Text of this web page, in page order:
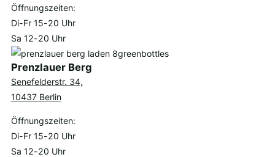
Öffnungszeiten:
Di-Fr 15-20 Uhr
Sa 12-20 Uhr
Prenzlauer Berg
Senefelderstr. 34,
10437 Berlin
Öffnungszeiten:
Di-Fr 15-20 Uhr
Sa 12-20 Uhr